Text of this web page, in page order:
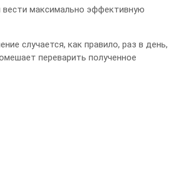
вести максимально эффективную
случается, как правило, раз в день,
переварить полученное